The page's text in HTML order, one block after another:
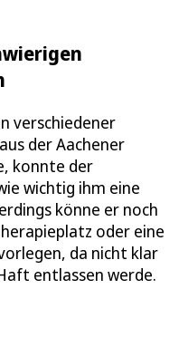
verschiedener
der Aachener
konnte der
wichtig ihm eine
könne er noch
oder eine
da nicht klar
entlassen werde.